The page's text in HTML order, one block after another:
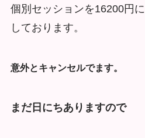
個別セッションを16200円に
しております。
意外とキャンセルでます。
まだ日にちありますので